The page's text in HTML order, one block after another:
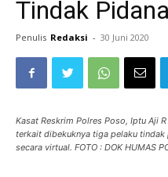
Tindak
Penulis Redaksi - 30 Juni 2020
Kasat Reskrim Polres Poso, Iptu Aji
terkait dibekuknya tiga pelaku
secara virtual. FOTO : DOK HUMAS